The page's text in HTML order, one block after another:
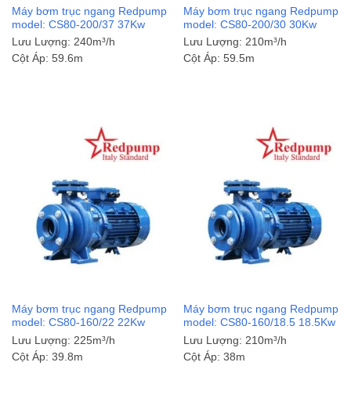
Máy bơm trục ngang Redpump
model: CS80-200/37 37Kw
Lưu Lượng: 240m³/h
Cột Áp: 59.6m
Máy bơm trục ngang Redpump
model: CS80-200/30 30Kw
Lưu Lượng: 210m³/h
Cột Áp: 59.5m
Máy bơm trục ngang Redpump
model: CS80-160/22 22Kw
Lưu Lượng: 225m³/h
Cột Áp: 39.8m
Máy bơm trục ngang Redpump
model: CS80-160/18.5 18.5Kw
Lưu Lượng: 210m³/h
Cột Áp: 38m